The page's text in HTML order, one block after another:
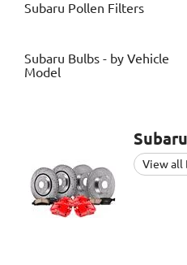
Subaru Pollen Filters
Subaru Bulbs - by Vehicle
Model
Subaru
View all